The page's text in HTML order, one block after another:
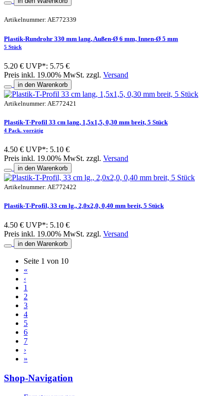
Artikelnummer: AE772339
Plastik-Rundrohr 330 mm lang, Außen-Ø 6 mm, Innen-Ø 5 mm
5 Stück
5.20 € UVP*: 5.75 €
Preis inkl. 19.00% MwSt. zzgl. Versand
in den Warenkorb
Artikelnummer: AE772421
Plastik-T-Profil 33 cm lang, 1,5x1,5, 0,30 mm breit, 5 Stück
4 Pack. vorrätig
4.50 € UVP*: 5.10 €
Preis inkl. 19.00% MwSt. zzgl. Versand
in den Warenkorb
Artikelnummer: AE772422
Plastik-T-Profil, 33 cm lg., 2,0x2,0, 0,40 mm breit, 5 Stück
4.50 € UVP*: 5.10 €
Preis inkl. 19.00% MwSt. zzgl. Versand
in den Warenkorb
Seite 1 von 10
«
‹
1
2
3
4
5
6
7
›
»
Shop-Navigation